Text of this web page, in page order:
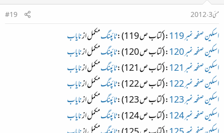
مئی 3، 2012
#19
اسکین صفحہ نمبر 119 : (کتاب ص 119) : ٹائپنگ مکمل ازنایاب
اسکین صفحہ نمبر 120
: (کتاب ص 120) : ٹائپنگ مکمل ازنایاب
اسکین صفحہ نمبر 121
: (کتاب ص 121) : ٹائپنگ مکمل ازنایاب
اسکین صفحہ نمبر 122
: (کتاب ص 122) : ٹائپنگ مکمل ازنایاب
اسکین صفحہ نمبر 123
: (کتاب ص 123) : ٹائپنگ مکمل ازنایاب
اسکین صفحہ نمبر 124
: (کتاب ص 124) : ٹائپنگ مکمل ازنایاب